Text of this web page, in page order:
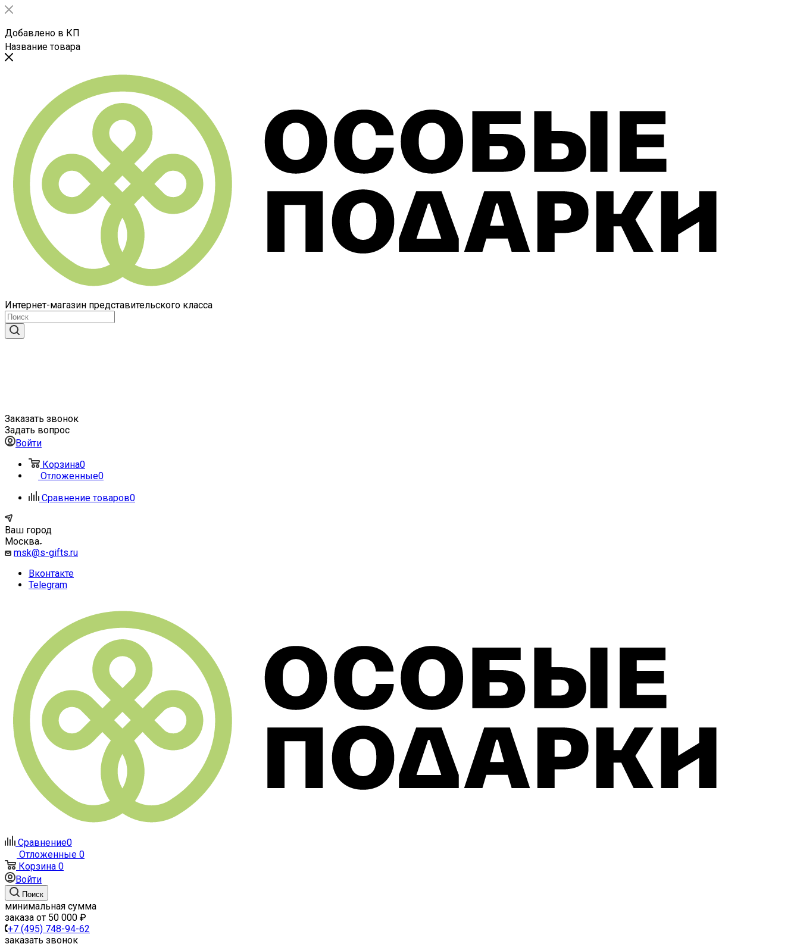
Добавлено в КП
Название товара
Интернет-магазин представительского класса
Заказать звонок
Задать вопрос
Войти
Корзина0
Отложенные0
Сравнение товаров0
Ваш город
Москва
msk@s-gifts.ru
Вконтакте
Telegram
Сравнение0
Отложенные 0
Корзина 0
Войти
Поиск
минимальная сумма
заказа от 50 000 ₽
+7 (495) 748-94-62
заказать звонок